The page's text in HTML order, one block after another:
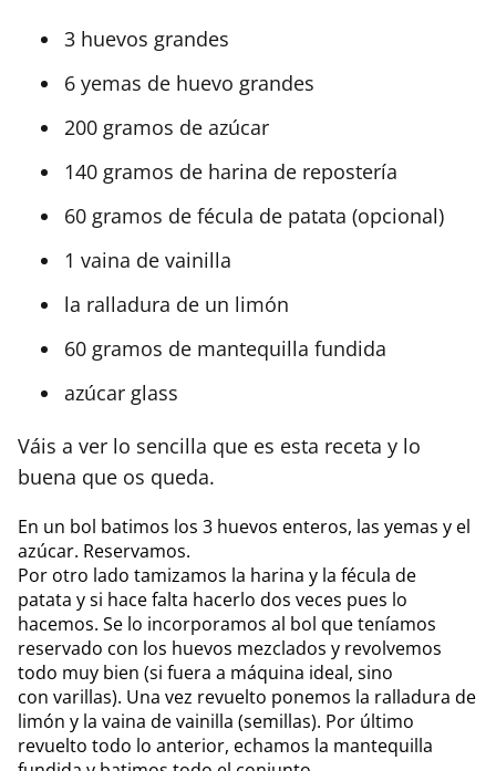
3 huevos grandes
6 yemas de huevo grandes
200 gramos de azúcar
140 gramos de harina de repostería
60 gramos de fécula de patata (opcional)
1 vaina de vainilla
la ralladura de un limón
60 gramos de mantequilla fundida
azúcar glass
Váis a ver lo sencilla que es esta receta y lo
buena que os queda.
En un bol batimos los 3 huevos enteros, las yemas y el
azúcar. Reservamos.
Por otro lado tamizamos la harina y la fécula de
patata y si hace falta hacerlo dos veces pues lo
hacemos. Se lo incorporamos al bol que teníamos
reservado con los huevos mezclados y revolvemos
todo muy bien (si fuera a máquina ideal, sino
con varillas). Una vez revuelto ponemos la ralladura de
limón y la vaina de vainilla (semillas). Por último
revuelto todo lo anterior, echamos la mantequilla